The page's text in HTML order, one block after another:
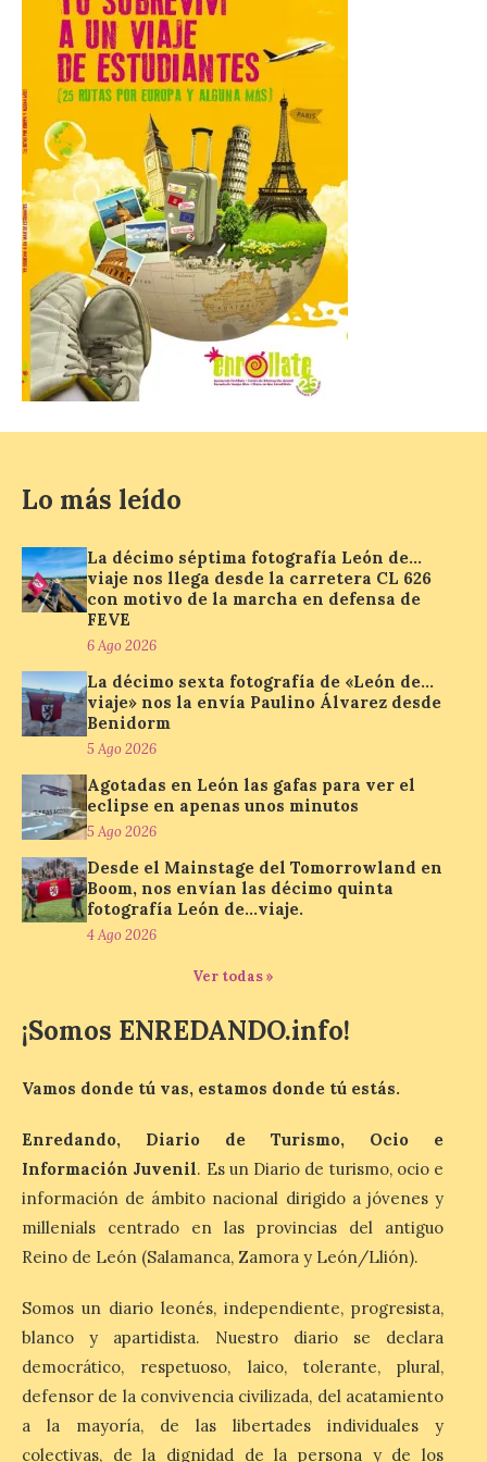
6 Ago 2026
La novena campaña
arqueológica centrará sus
trabajos en el estudio de la
organización urbana y la
vida cotidiana del poblado
y contará con la participación de
estudiantes del grado en Historia. La
excavación se complementará con
actividades de divulgación abiertas […]
El Mercado Medieval abre
sus puertas en La Bañeza
con más de 60 puestos y
un amplio programa de
animación.
La programación
calendario de actividades
de animación dirigidas a
todos los públicos. La
Bañeza inauguró en la tarde de este
martes 4 de agosto una nueva edición de
su tradicional Mercado Medieval, que
hasta el próximo 6 […]
Un viaje a la Antigüedad:
el Museo del Prado
propone un recorrido por
obras de su Colección de
inspiración clásica
6 Ago 2026
Al hilo del estreno de La
Nolan. La pieza de vídeo
Antigüedad clásica, la mitología y los
Patrimonio Nacional
cancela la temporada de
fuentes de La Granja ante
la escasez de agua
6 Ago 2026
Esta medida afecta a los
espectáculos nocturnos
de la Fuente Baños de
Diana previstos para los
días 8, 15 y 22 de agosto,
así como al encendido extraordinario del
día 25. La reserva de agua en el estanque
«El Mar», […]
Lo más leído
La décimo séptima fotografía León de…
viaje nos llega desde la carretera CL 626
con motivo de la marcha en defensa de
FEVE
6 Ago 2026
La décimo sexta fotografía de «León de…
viaje» nos la envía Paulino Álvarez desde
Benidorm
5 Ago 2026
Agotadas en León las gafas para ver el
eclipse en apenas unos minutos
5 Ago 2026
Desde el Mainstage del Tomorrowland en
Boom, nos envían las décimo quinta
fotografía León de…viaje.
4 Ago 2026
Ver todas »
¡Somos ENREDANDO.info!
Vamos donde tú vas, estamos donde tú estás.
Enredando, Diario de Turismo, Ocio e
Información Juvenil. Es un Diario de turismo, ocio e
información de ámbito nacional dirigido a jóvenes y
millenials centrado en las provincias del antiguo
Reino de León (Salamanca, Zamora y León/Llión).
Somos un diario leonés, independiente, progresista,
blanco y apartidista. Nuestro diario se declara
democrático, respetuoso, laico, tolerante, plural,
defensor de la convivencia civilizada, del acatamiento
a la mayoría, de las libertades individuales y
colectivas, de la dignidad de la persona y de los